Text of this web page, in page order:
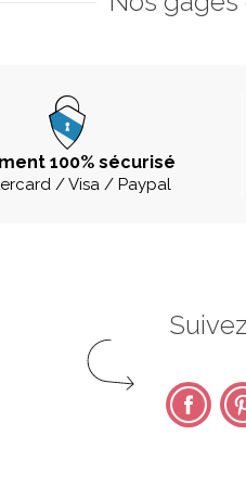
100% sécurisé
/ Visa / Paypal